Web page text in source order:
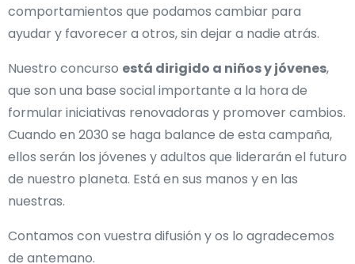
comportamientos que podamos cambiar para
ayudar y favorecer a otros, sin dejar a nadie atrás.
Nuestro concurso está dirigido a niños y jóvenes,
que son una base social importante a la hora de
formular iniciativas renovadoras y promover cambios.
Cuando en 2030 se haga balance de esta campaña,
ellos serán los jóvenes y adultos que liderarán el futuro
de nuestro planeta. Está en sus manos y en las
nuestras.
Contamos con vuestra difusión y os lo agradecemos
de antemano.